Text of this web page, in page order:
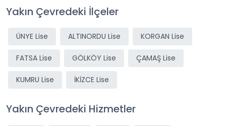
Yakın Çevredeki İlçeler
ÜNYE Lise ALTINORDU Lise KORGAN Lise
FATSA Lise GÖLKÖY Lise ÇAMAŞ Lise
KUMRU Lise İKİZCE Lise
Yakın Çevredeki Hizmetler